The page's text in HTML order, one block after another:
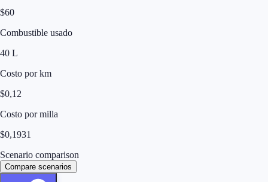
$60
Combustible usado
40 L
Costo por km
$0,12
Costo por milla
$0,1931
Scenario comparison
Compare scenarios